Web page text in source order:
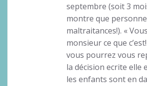
septembre (soit 3
montre que
maltraitances!). «
monsieur ce que
vous pourrez vous
la décision ecrite elle
les enfants sont en